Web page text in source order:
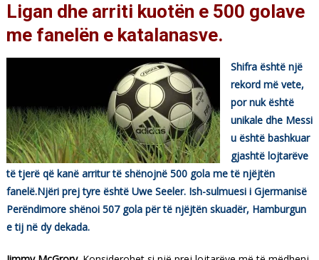
Ligan dhe arriti kuotën e 500 golave
me fanelën e katalanasve.
Shifra është një
rekord më vete,
por nuk është
unikale dhe Messi
u është bashkuar
gjashtë lojtarëve
të tjerë që kanë arritur të shënojnë 500 gola me të njëjtën
fanelë.Njëri prej tyre është Uwe Seeler. Ish-sulmuesi i Gjermanisë
Perëndimore shënoi 507 gola për të njëjtën skuadër, Hamburgun
e tij në dy dekada.